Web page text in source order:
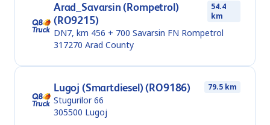
Arad_Savarsin (Rompetrol)
(RO9215)
54.4
km
DN7, km 456 + 700 Savarsin FN Rompetrol
317270 Arad County
Lugoj (Smartdiesel) (RO9186) 79.5 km
Stugurilor 66
305500 Lugoj